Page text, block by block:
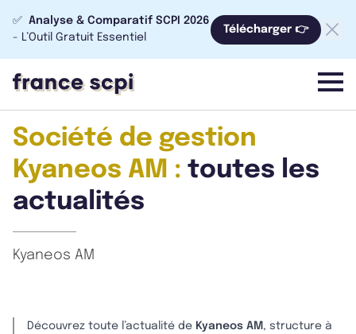
✅ Analyse & Comparatif SCPI 2026
- L’Outil Gratuit Essentiel
Télécharger 👉
menu
Société de gestion
Kyaneos AM : toutes les
actualités
Kyaneos AM
Découvrez toute l’actualité de Kyaneos AM , structure à